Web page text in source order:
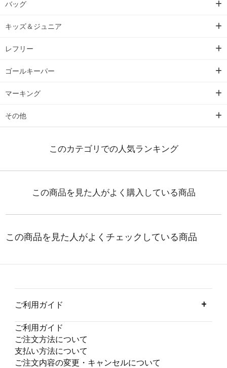
バッグ
キッズ＆ジュニア
レフリー
ゴールキーパー
マーキング
その他
ご利用ガイド
ご利用ガイド
ご注文方法について
支払い方法について
ご注文内容の変更・キャンセルについて